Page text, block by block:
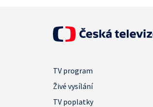
TV program
Živé vysílání
TV poplatky